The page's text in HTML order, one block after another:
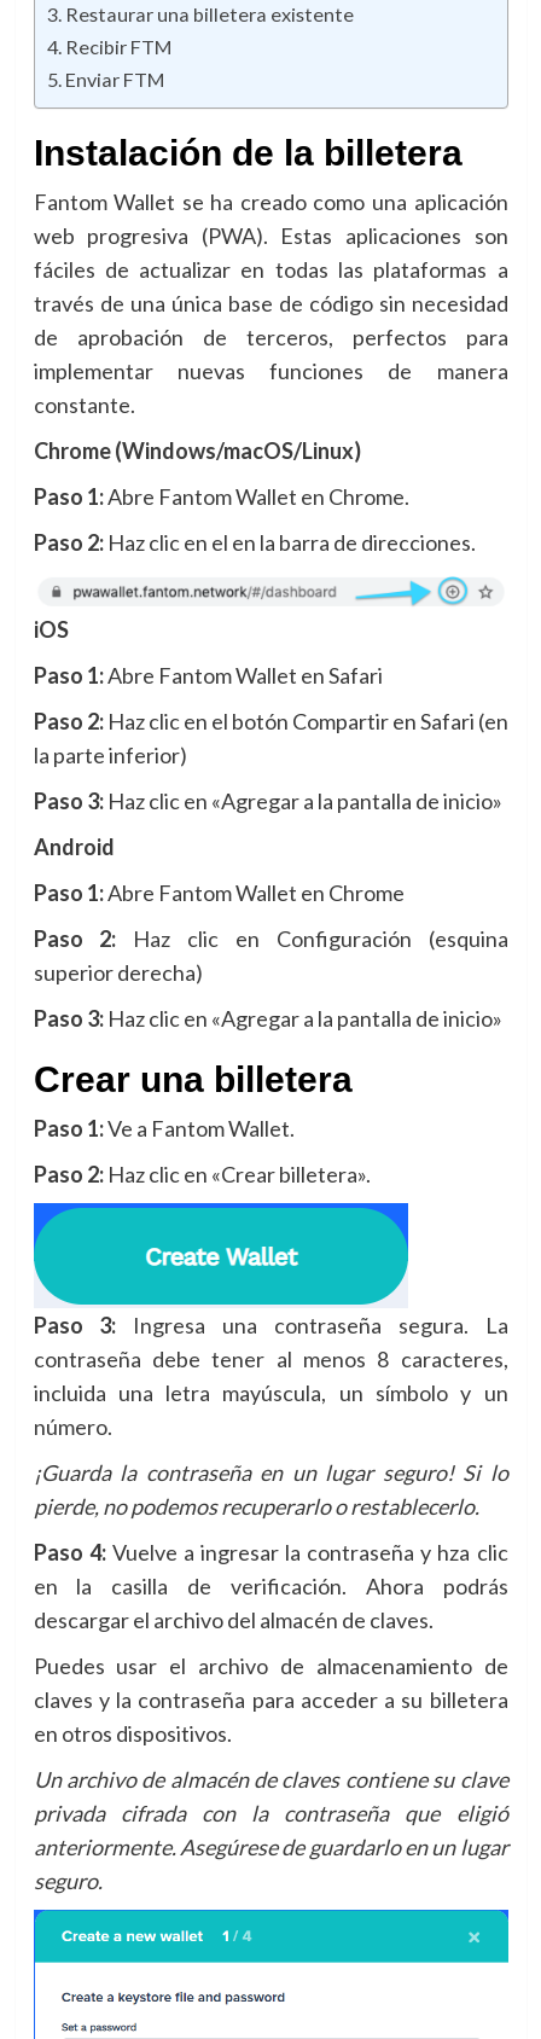
Restaurar una billetera existente
Recibir FTM
Enviar FTM
Instalación de la billetera
Fantom Wallet se ha creado como una aplicación
web progresiva (PWA). Estas aplicaciones son
fáciles de actualizar en todas las plataformas a
través de una única base de código sin necesidad
de aprobación de terceros, perfectos para
implementar nuevas funciones de manera
constante.
Chrome (Windows/macOS/Linux)
Paso 1:Abre Fantom Wallet en Chrome.
Paso 2:Haz clic en el en la barra de direcciones.
iOS
Paso 1:Abre Fantom Wallet en Safari
Paso 2:Haz clic en el botón Compartir en Safari (en
la parte inferior)
Paso 3:Haz clic en «Agregar a la pantalla de inicio»
Android
Paso 1:Abre Fantom Wallet en Chrome
Paso 2: Haz clic en Configuración (esquina
superior derecha)
Paso 3:Haz clic en «Agregar a la pantalla de inicio»
Crear una billetera
Paso 1:Ve a Fantom Wallet.
Paso 2:Haz clic en «Crear billetera».
Paso 3: Ingresa una contraseña segura. La
contraseña debe tener al menos 8 caracteres,
incluida una letra mayúscula, un símbolo y un
número.
¡Guarda la contraseña en un lugar seguro! Si lo
pierde, no podemos recuperarlo o restablecerlo.
Paso 4:Vuelve a ingresar la contraseña y hza clic
en la casilla de verificación. Ahora podrás
descargar el archivo del almacén de claves.
Puedes usar el archivo de almacenamiento de
claves y la contraseña para acceder a su billetera
en otros dispositivos.
Un archivo de almacén de claves contiene su clave
privada cifrada con la contraseña que eligió
anteriormente. Asegúrese de guardarlo en un lugar
seguro.